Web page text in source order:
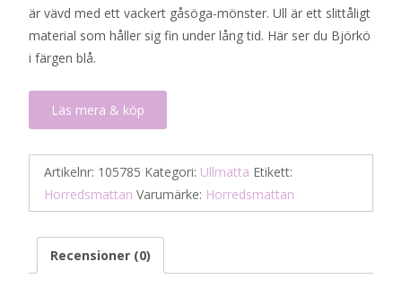
är vävd med ett vackert gåsöga-mönster. Ull är ett slittåligt
material som håller sig fin under lång tid. Här ser du Björkö
i färgen blå.
Läs mera & köp
Artikelnr: 105785 Kategori: Ullmatta Etikett:
Horredsmattan Varumärke: Horredsmattan
Recensioner (0)